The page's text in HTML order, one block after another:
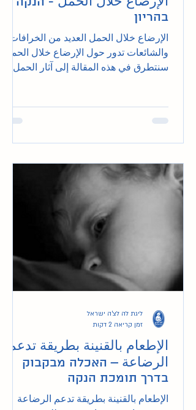
בהריון
الإرضاع خلال الحمل العديد من الخرافات
والشائعات تدور حول الإرضاع خلال الحمل.
سنتطرق في هذه المقالة إلى آثار الحمل
الإطعام بالقنينة بطريقة تدعم
الرضاعة – האכלה מבקבוק
בדרך תומכת הנקה
الإطعام بالقنينة بطريقة تدعم الرضاعة
ליגת לה לצ'ה ישראל
זמן קריאה 2 דקות